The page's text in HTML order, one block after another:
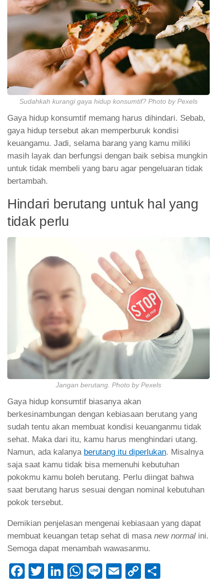
Sudahkah kurangi gaya hidup konsumtif? Photo by Pexels
Gaya hidup konsumtif memang harus dihindari. Sebab,
gaya hidup tersebut akan memperburuk kondisi
keuangamu. Jadi, selama barang yang kamu miliki
masih layak dan berfungsi dengan baik sebisa mungkin
untuk tidak membeli yang baru agar pengeluaran tidak
bertambah.
Hindari berutang untuk hal yang
tidak perlu
Jangan berutang. Photo by Pexels
Gaya hidup konsumtif biasanya akan
berkesinambungan dengan kebiasaan berutang yang
sudah tentu akan membuat kondisi keuanganmu tidak
sehat. Maka dari itu, kamu harus menghindari utang.
Namun, ada kalanya berutang itu diperlukan. Misalnya
saja saat kamu tidak bisa memenuhi kebutuhan
pokokmu kamu boleh berutang. Perlu diingat bahwa
saat berutang harus sesuai dengan nominal kebutuhan
pokok tersebut.
Demikian penjelasan mengenai kebiasaan yang dapat
membuat keuangan tetap sehat di masa new normal ini.
Semoga dapat menambah wawasanmu.
Facebook
TwitterLinkedIn
WhatsApp
LineEmailCopy